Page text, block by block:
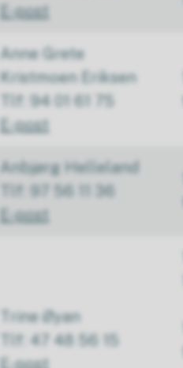
E-post
Anne Grete
Kristmoen Eriksen
Tlf: 94 01 61 75
E-post
Anbjørg Helleland
Tlf: 97 56 11 36
E-post
Trine Øyan
Tlf: 47 48 56 15
E-post